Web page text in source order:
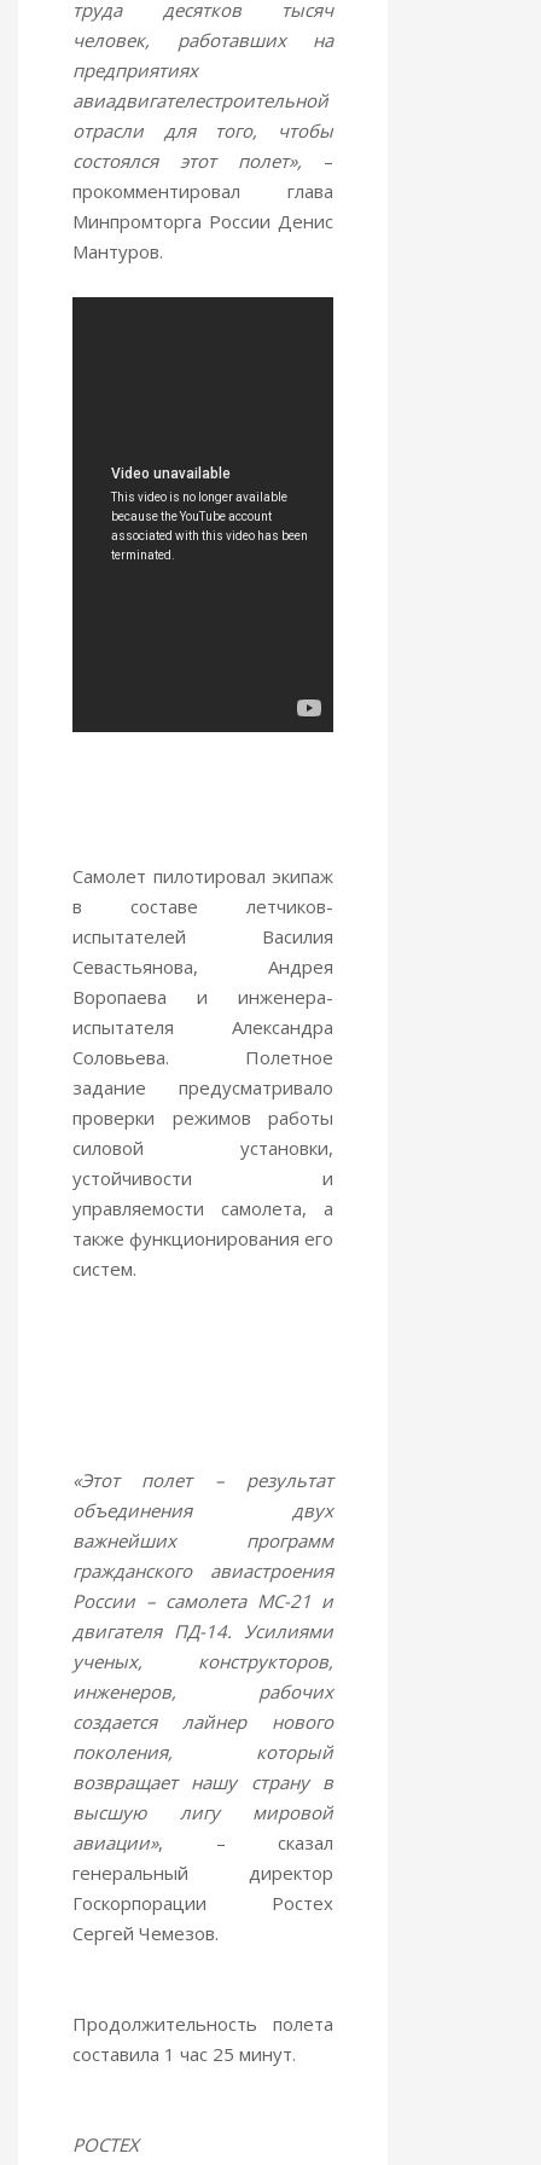
труда десятков тысяч
человек, работавших на
предприятиях
авиадвигателестроительной
отрасли для того, чтобы
состоялся этот полет», –
прокомментировал глава
Минпромторга России Денис
Мантуров.
Самолет пилотировал экипаж
в составе летчиков-
испытателей Василия
Севастьянова, Андрея
Воропаева и инженера-
испытателя Александра
Соловьева. Полетное
задание предусматривало
проверки режимов работы
силовой установки,
устойчивости и
управляемости самолета, а
также функционирования его
систем.
«Этот полет – результат
объединения двух
важнейших программ
гражданского авиастроения
России – самолета МС-21 и
двигателя ПД-14. Усилиями
ученых, конструкторов,
инженеров, рабочих
создается лайнер нового
поколения, который
возвращает нашу страну в
высшую лигу мировой
авиации», – сказал
генеральный директор
Госкорпорации Ростех
Сергей Чемезов.
Продолжительность полета
составила 1 час 25 минут.
РОСТЕХ